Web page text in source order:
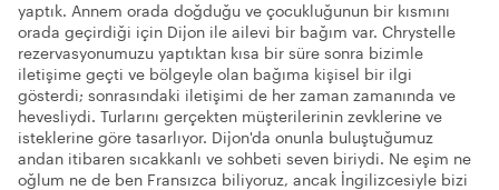
yaptık. Annem orada doğduğu ve çocukluğunun bir kısmını
orada geçirdiği için Dijon ile ailevi bir bağım var. Chrystelle
rezervasyonumuzu yaptıktan kısa bir süre sonra bizimle
iletişime geçti ve bölgeyle olan bağıma kişisel bir ilgi
gösterdi; sonrasındaki iletişimi de her zaman zamanında ve
hevesliydi. Turlarını gerçekten müşterilerinin zevklerine ve
isteklerine göre tasarlıyor. Dijon'da onunla buluştuğumuz
andan itibaren sıcakkanlı ve sohbeti seven biriydi. Ne eşim ne
oğlum ne de ben Fransızca biliyoruz, ancak İngilizcesiyle bizi